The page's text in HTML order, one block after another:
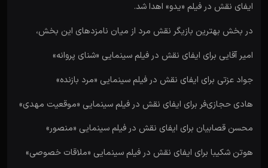
ایفای نقش در فیلم «یدو» اهدا شد.
در بخش بهترین بازیگر نقش مرد از میان نامزدهای این بخش،
امیر آقایی برای ایفای نقش در فیلم سینمایی «شنای پروانه»
جواد عزتی برای ایفای نقش در فیلم سینمایی «مرد بازنده»
هادی حجازی‌فر برای ایفای نقش در فیلم سینمایی «موقعیت مهدی»
محسن قصابیان برای ایفای نقش در فیلم سینمایی «منصور»
هوتن شکیبا برای ایفای نقش در فیلم سینمایی «ملاقات خصوصی»